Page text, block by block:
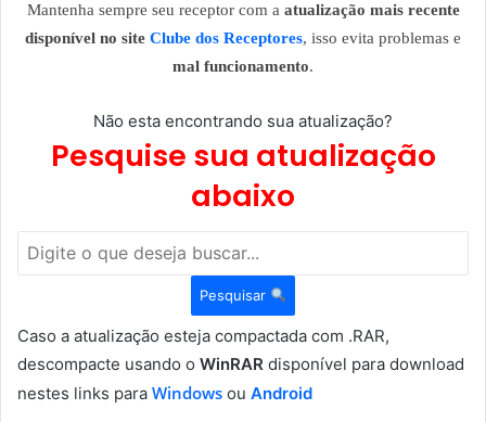
Mantenha sempre seu receptor com a atualização mais recente
disponível no site Clube dos Receptores, isso evita problemas e
mal funcionamento.
Não esta encontrando sua atualização?
Pesquise sua atualização
abaixo
Pesquisar
Caso a atualização esteja compactada com .RAR,
descompacte usando o WinRAR disponível para download
nestes links para Windows ou Android